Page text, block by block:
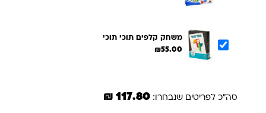
משחק קלפים תוכי תוכי
₪55.00
סה"כ לפריטים שנבחרו:117.80 ₪